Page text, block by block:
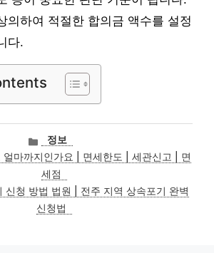
의하여 적절한 합의금 액수를 설정
다.
카
테
고
리
정보
얼마까지인가요 | 면세한도 | 세관신고 | 면
세점
신청 방법 법원 | 전주 지역 상속포기 완벽
신청법